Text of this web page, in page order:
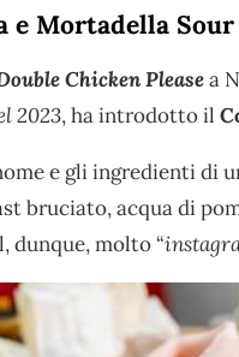
e Mortadella Sour
Chicken Pleasea
2023, ha introdotto il
e gli ingredienti di
bruciato, acqua di
dunque, molto “